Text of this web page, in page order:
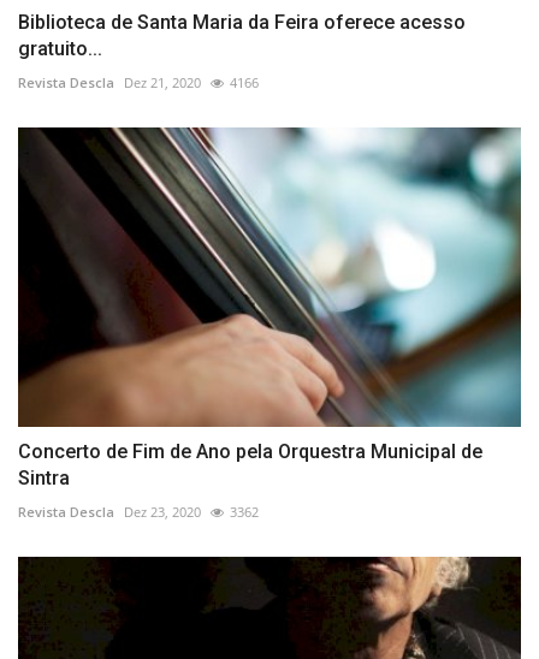
Biblioteca de Santa Maria da Feira oferece acesso
gratuito...
Revista Descla Dez 21, 2020 4166
Concerto de Fim de Ano pela Orquestra Municipal de
Sintra
Revista Descla Dez 23, 2020 3362